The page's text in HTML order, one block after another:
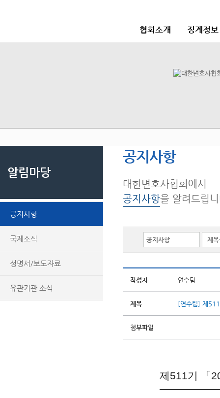
협회소개 징계정
알림마당
공지사항
국제소식
성명서/보도자료
유관기관 소식
공지사항
대한변호사협회에서
공지사항을 알려드립
작성자 연수팀
제목 [연수팀] 제511
첨부파일
제511기 「